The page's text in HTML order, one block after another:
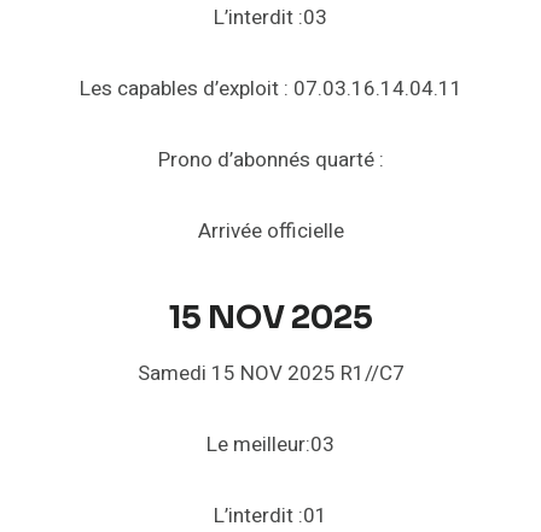
L’interdit :03
Les capables d’exploit : 07.03.16.14.04.11
Prono d’abonnés quarté :
Arrivée officielle
15 NOV 2025
Samedi 15 NOV 2025 R1//C7
Le meilleur:03
L’interdit :01